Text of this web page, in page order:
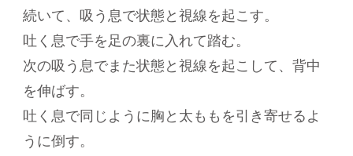
続いて、吸う息で状態と視線を起こす。
吐く息で手を足の裏に入れて踏む。
次の吸う息でまた状態と視線を起こして、背中
を伸ばす。
吐く息で同じように胸と太ももを引き寄せるよ
うに倒す。